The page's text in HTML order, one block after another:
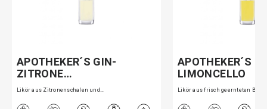
APOTHEKER´S GIN-
ZITRONE…
Likör aus Zitronenschalen und…
APOTHEKER´S
LIMONCELLO
Likör aus frisch geernteten B…